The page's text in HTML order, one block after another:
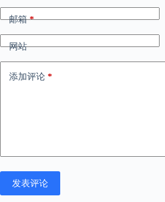
邮箱*
网站
添加评论 *
发表评论